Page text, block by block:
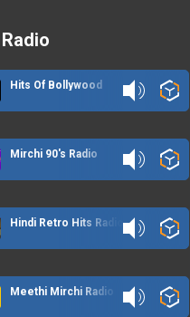
Hits Of Bollywood
Mirchi 90's Radio
Hindi Retro Hits Radio
Meethi Mirchi Radio